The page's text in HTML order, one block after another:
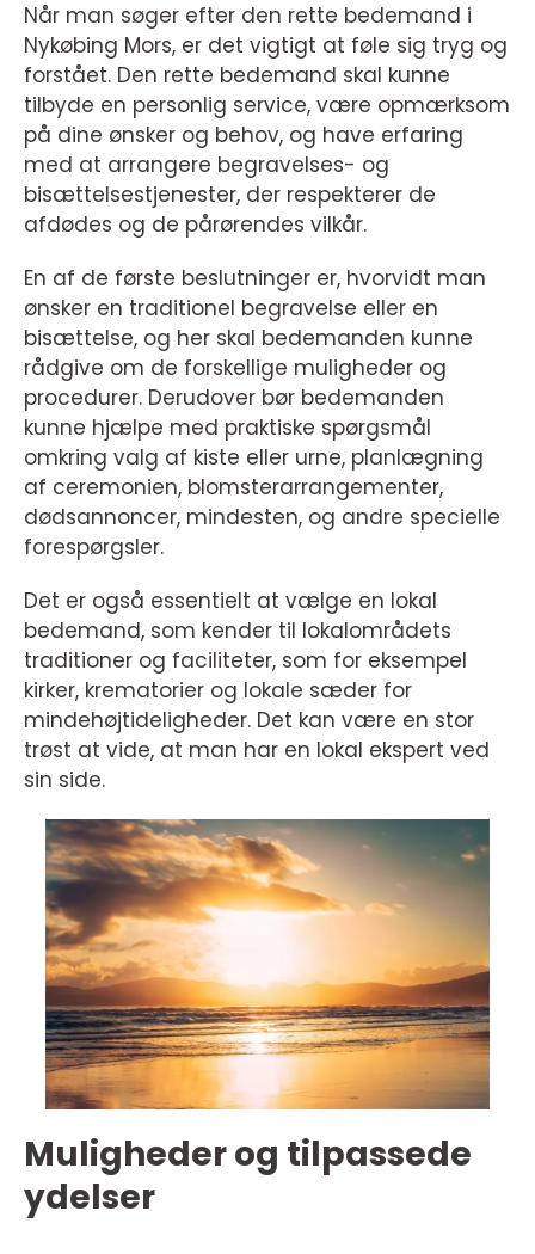
Når man søger efter den rette bedemand i
Nykøbing Mors, er det vigtigt at føle sig tryg og
forstået. Den rette bedemand skal kunne
tilbyde en personlig service, være opmærksom
på dine ønsker og behov, og have erfaring
med at arrangere begravelses- og
bisættelsestjenester, der respekterer de
afdødes og de pårørendes vilkår.
En af de første beslutninger er, hvorvidt man
ønsker en traditionel begravelse eller en
bisættelse, og her skal bedemanden kunne
rådgive om de forskellige muligheder og
procedurer. Derudover bør bedemanden
kunne hjælpe med praktiske spørgsmål
omkring valg af kiste eller urne, planlægning
af ceremonien, blomsterarrangementer,
dødsannoncer, mindesten, og andre specielle
forespørgsler.
Det er også essentielt at vælge en lokal
bedemand, som kender til lokalområdets
traditioner og faciliteter, som for eksempel
kirker, krematorier og lokale sæder for
mindehøjtideligheder. Det kan være en stor
trøst at vide, at man har en lokal ekspert ved
sin side.
Muligheder og tilpassede
ydelser